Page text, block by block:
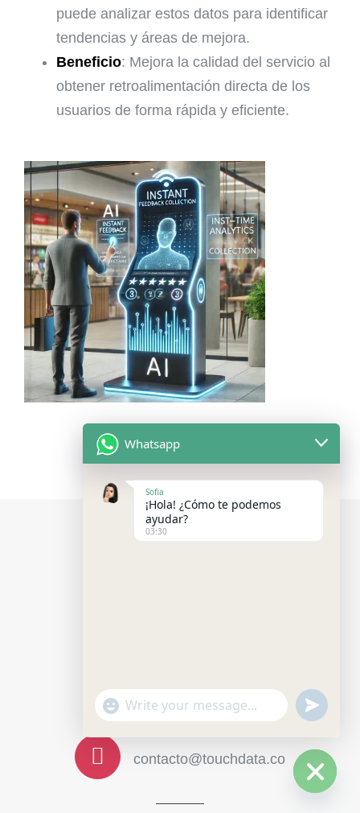
puede analizar estos datos para identificar
tendencias y áreas de mejora.
Beneficio: Mejora la calidad del servicio al
obtener retroalimentación directa de los
usuarios de forma rápida y eficiente.
contacto@touchdata.co
Whatsapp
Sofia
¡Hola! ¿Cómo te podemos
ayudar?
03:30
"+chaty_settings.lang.emoji_picker+"
Send
WhatsApp